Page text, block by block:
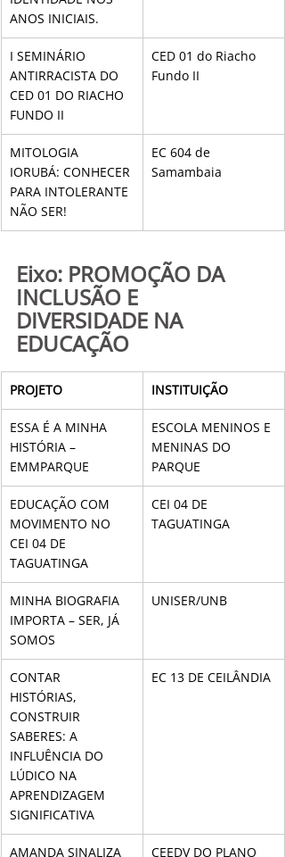
ANOS INICIAIS.
I SEMINÁRIO
ANTIRRACISTA DO
CED 01 DO RIACHO
FUNDO II
CED 01 do Riacho
Fundo II
MITOLOGIA
IORUBÁ: CONHECER
PARA INTOLERANTE
NÃO SER!
EC 604 de
Samambaia
Eixo: PROMOÇÃO DA
INCLUSÃO E
DIVERSIDADE NA
EDUCAÇÃO
PROJETO INSTITUIÇÃO
ESSA É A MINHA
HISTÓRIA –
EMMPARQUE
ESCOLA MENINOS E
MENINAS DO
PARQUE
EDUCAÇÃO COM
MOVIMENTO NO
CEI 04 DE
TAGUATINGA
CEI 04 DE
TAGUATINGA
MINHA BIOGRAFIA
IMPORTA – SER, JÁ
SOMOS
UNISER/UNB
CONTAR
HISTÓRIAS,
CONSTRUIR
SABERES: A
INFLUÊNCIA DO
LÚDICO NA
APRENDIZAGEM
SIGNIFICATIVA
EC 13 DE CEILÂNDIA
AMANDA SINALIZA CEEDV DO PLANO